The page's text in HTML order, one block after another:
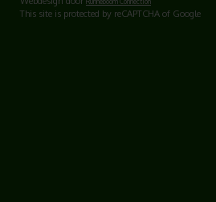
This site is protected by reCAPTCHA of Google